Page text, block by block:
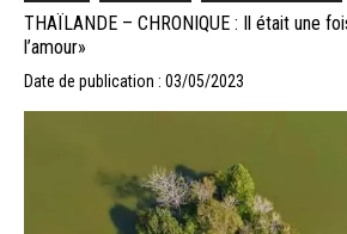
THAÏLANDE – CHRONIQUE : Il était une
l’amour»
Date de publication : 03/05/2023